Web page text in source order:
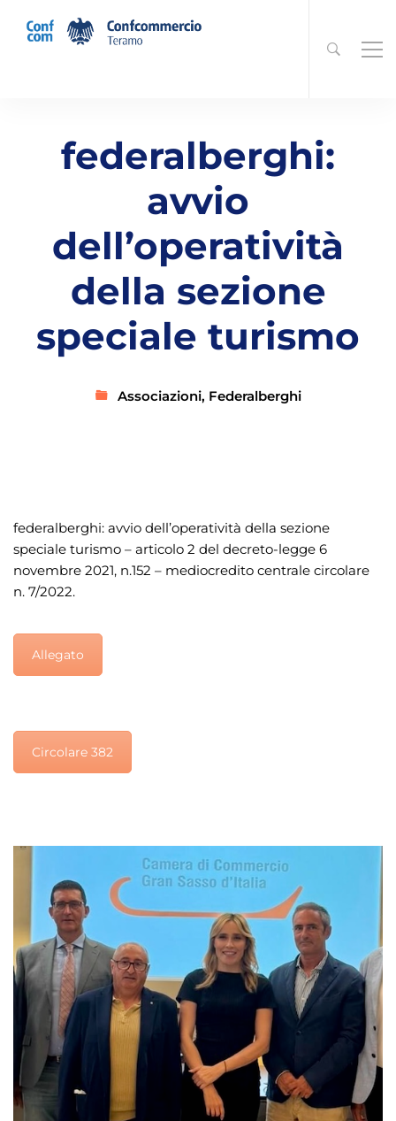
federalberghi:
avvio
dell’operatività
della sezione
speciale turismo
Associazioni, Federalberghi
federalberghi: avvio dell’operatività della sezione
speciale turismo – articolo 2 del decreto-legge 6
novembre 2021, n.152 – mediocredito centrale circolare
n. 7/2022.
Allegato
Circolare 382